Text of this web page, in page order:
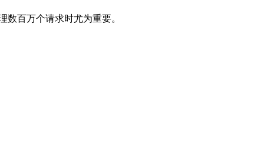
百万个请求时尤为重要。